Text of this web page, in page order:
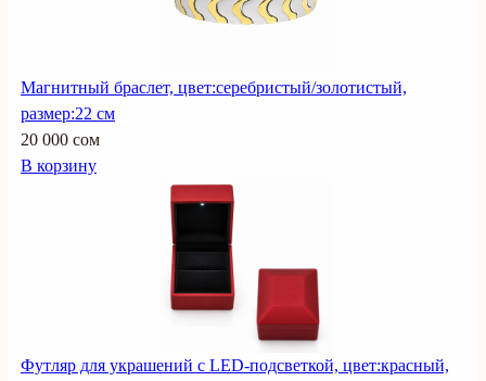
Магнитный браслет, цвет:серебристый/золотистый,
размер:22 см
20 000 сом
В корзину
Футляр для украшений с LED-подсветкой, цвет:красный,